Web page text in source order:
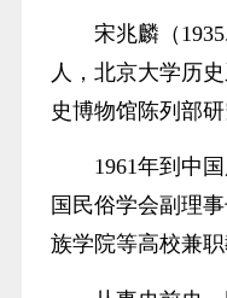
宋兆麟（
人，北京大学历
史博物馆陈列部研
1961年到中
国民俗学会副理
族学院等高校兼职